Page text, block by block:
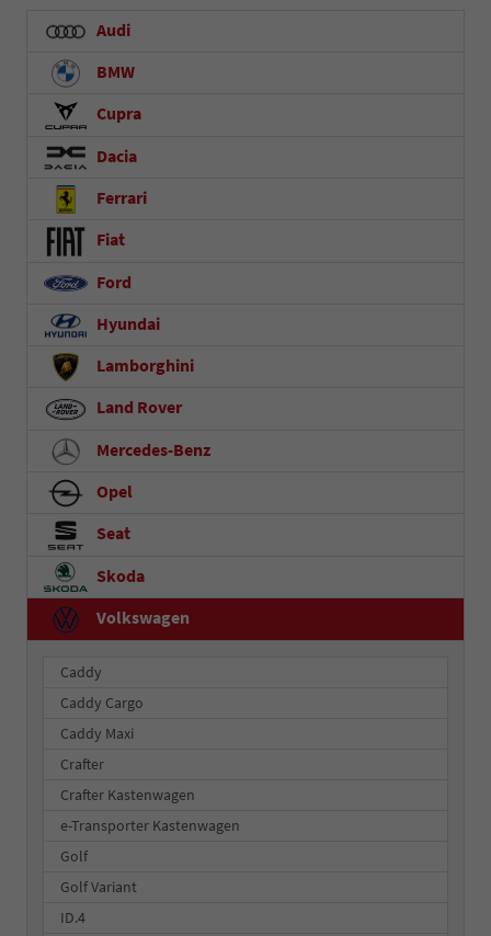
Audi
BMW
Cupra
Dacia
Ferrari
Fiat
Ford
Hyundai
Lamborghini
Land Rover
Mercedes-Benz
Opel
Seat
Skoda
Volkswagen
Caddy
Caddy Cargo
Caddy Maxi
Crafter
Crafter Kastenwagen
e-Transporter Kastenwagen
Golf
Golf Variant
ID.4